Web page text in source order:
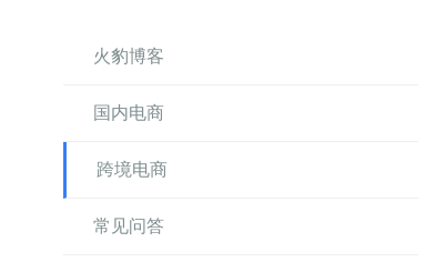
火豹博客
国内电商
跨境电商
常见问答